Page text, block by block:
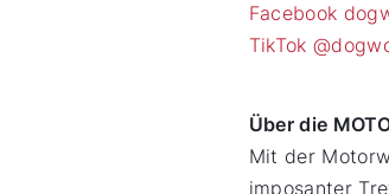
Facebook
TikTok
Über die
Mit der
imposanter